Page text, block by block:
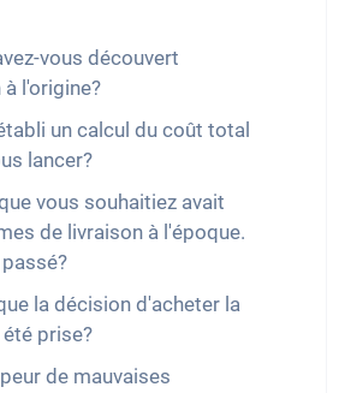
vous découvert
l'origine?
un calcul du coût total
lancer?
vous souhaitiez avait
de livraison à l'époque.
la décision d'acheter la
prise?
de mauvaises